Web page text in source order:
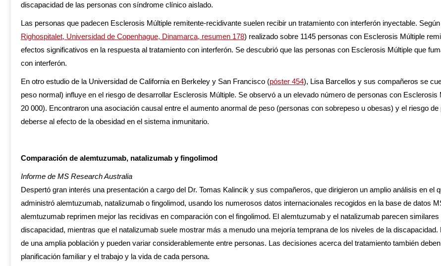
discapacidad de las personas con síndrome clínico aislado.
Las personas que padecen Esclerosis Múltiple remitente-recidivante suelen recibir un tratamiento con interferón inyectable.
Righospitalet, Universidad de Copenhague, Dinamarca, resumen 178) realizado sobre 1145 personas con Esclerosis Múltiple
efectos significativos en la respuesta al tratamiento con interferón. Se descubrió que las personas con Esclerosis Múltiple que
con interferón.
En otro estudio de la Universidad de California en Berkeley y San Francisco (póster 454), Lisa Barcellos y sus compañeros se
peso normal) influye en el riesgo de desarrollar Esclerosis Múltiple. Se observó a un elevado número de personas con
20 000). Encontraron una asociación causal entre el aumento anormal de peso (personas con sobrepeso u obesas) y el riesgo
deberse al efecto de la obesidad en el sistema inmunitario.
Comparación de alemtuzumab, natalizumab y fingolimod
Informe de MS Research Australia
Despertó gran interés una presentación a cargo del Dr. Tomas Kalincik y sus compañeros, que dirigieron un amplio análisis en
administró alemtuzumab, natalizumab o fingolimod, usando los numerosos datos internacionales recogidos en la base de datos
alemtuzumab reprimen mejor las recidivas en comparación con el fingolimod. El alemtuzumab y el natalizumab parecen
discapacidad, mientras que el natalizumab suele mostrar más a menudo una mejoría temprana de los niveles de la
de una amplia población y pueden variar considerablemente entre personas. Las decisiones acerca del tratamiento también
planificación familiar y el trabajo y la vida de cada persona.